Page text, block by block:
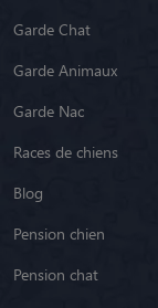
Garde Chat
Garde Animaux
Garde Nac
Races de chiens
Blog
Pension chien
Pension chat